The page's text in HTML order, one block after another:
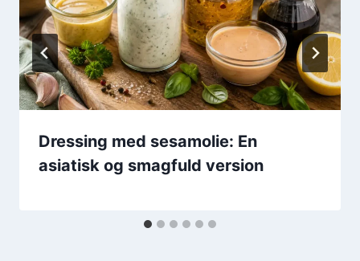
Dressing med sesamolie: En
asiatisk og smagfuld version